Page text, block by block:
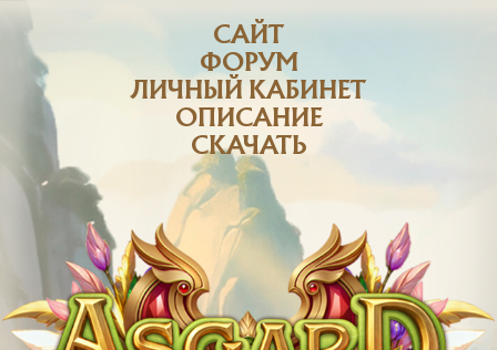
САЙТ
ФОРУМ
ЛИЧНЫЙ КАБИНЕТ
ОПИСАНИЕ
СКАЧАТЬ